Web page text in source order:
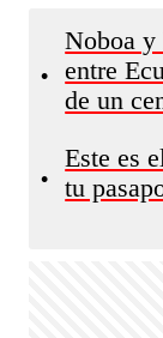
•
Noboa y
entre
de un
•
Este es
tu